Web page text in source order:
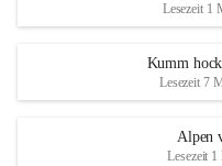
Lesezeit 1
Kumm
Lesezeit 7
Alpen
Lesezeit